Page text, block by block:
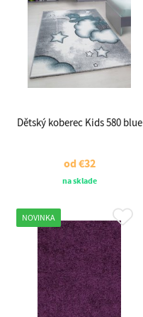
Dětský koberec Kids 580 blue
od€32
na sklade
NOVINKA